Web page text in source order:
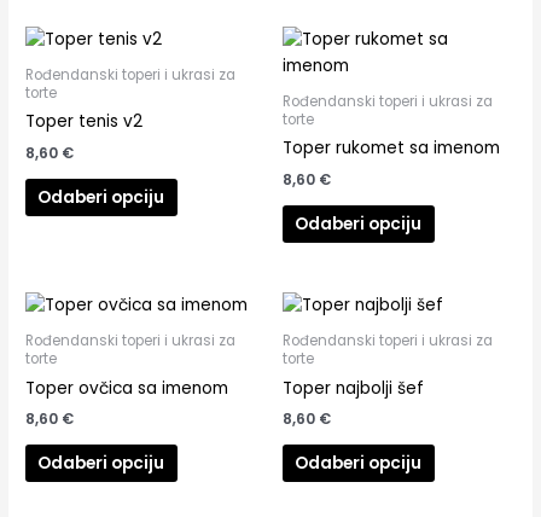
Rođendanski toperi i ukrasi za
torte
Toper tenis v2
8,60 €
Odaberi opciju
Rođendanski toperi i ukrasi za
torte
Toper rukomet sa imenom
8,60 €
Odaberi opciju
Rođendanski toperi i ukrasi za
torte
Toper ovčica sa imenom
8,60 €
Odaberi opciju
Rođendanski toperi i ukrasi za
torte
Toper najbolji šef
8,60 €
Odaberi opciju